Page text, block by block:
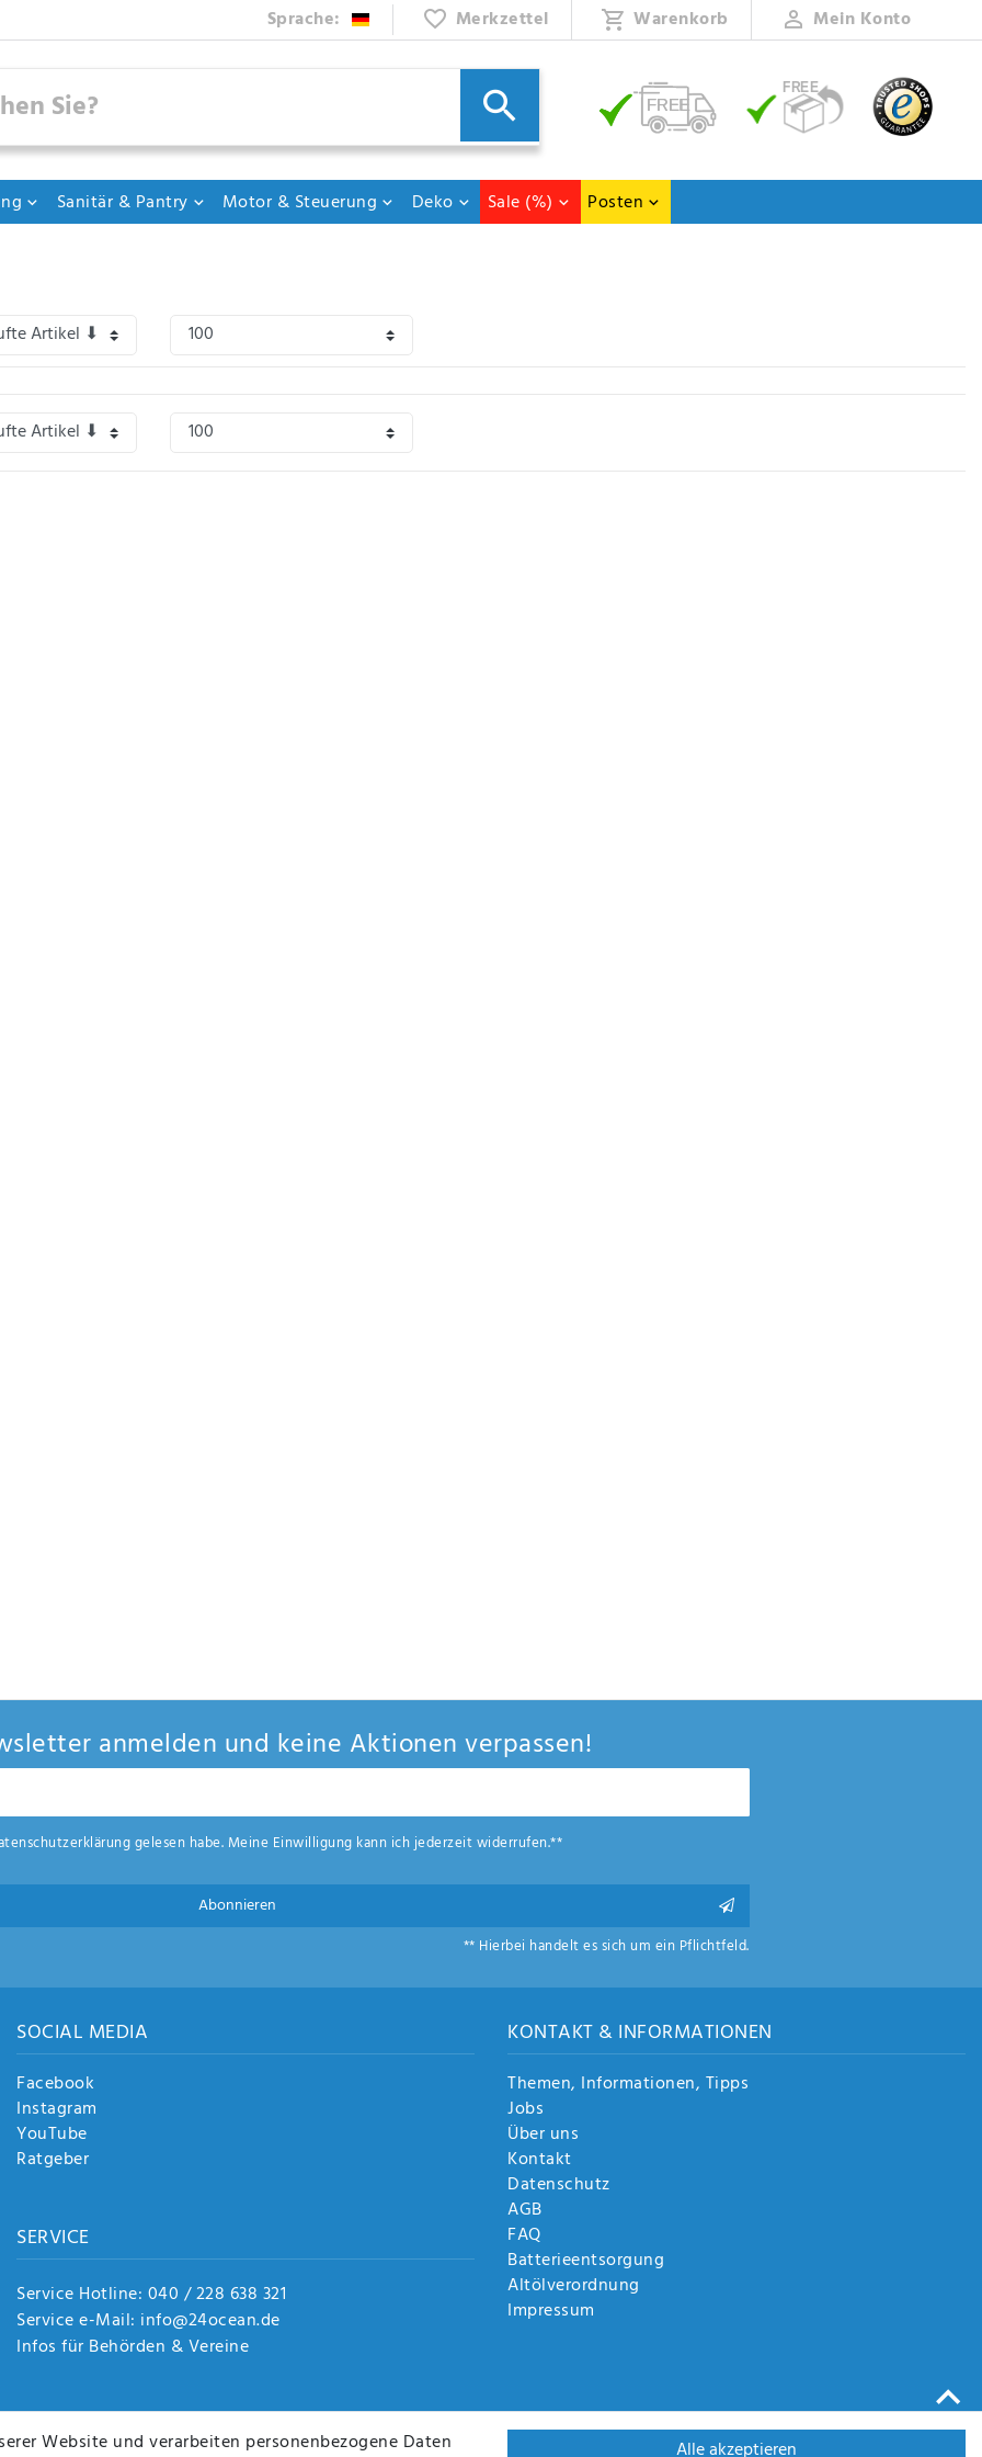
Sprache: Merkzettel Warenkorb Mein Konto
Sanitär & Pantry Motor & Steuerung Deko Sale (%) Posten
anmelden und keine Aktionen verpassen!
gelesen habe. Meine Einwilligung kann ich jederzeit widerrufen.**
Abonnieren
** Hierbei handelt es sich um ein Pflichtfeld.
SOCIAL MEDIA
Facebook
Instagram
YouTube
Ratgeber
SERVICE
Service Hotline: 040 / 228 638 321
Service e-Mail: info@24ocean.de
Infos für Behörden & Vereine
KONTAKT & INFORMATIONEN
Themen, Informationen, Tipps
Jobs
Über uns
Kontakt
Datenschutz
AGB
FAQ
Batterieentsorgung
Altölverordnung
Impressum
Website und verarbeiten personenbezogene Daten
Alle akzeptieren